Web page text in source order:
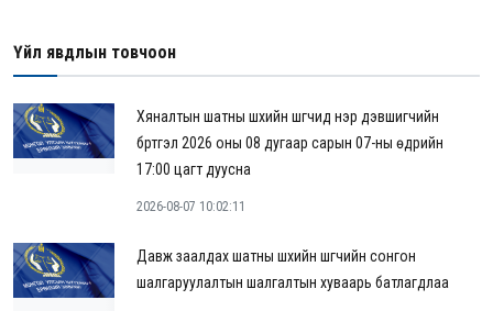
Үйл явдлын товчоон
Хяналтын шатны шүүхийн шүүгчид нэр дэвшигчийн
бүртгэл 2026 оны 08 дугаар сарын 07-ны өдрийн
17:00 цагт дуусна
2026-08-07 10:02:11
Давж заалдах шатны шүүхийн шүүгчийн сонгон
шалгаруулалтын шалгалтын хуваарь батлагдлаа